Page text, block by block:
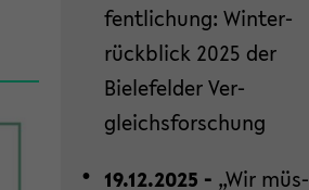
fent­li­chung: Win­ter­
rück­blick 2025 der
Bie­le­fel­der Ver­
gleichs­for­schung
19.12.2025 - „Wir müs­